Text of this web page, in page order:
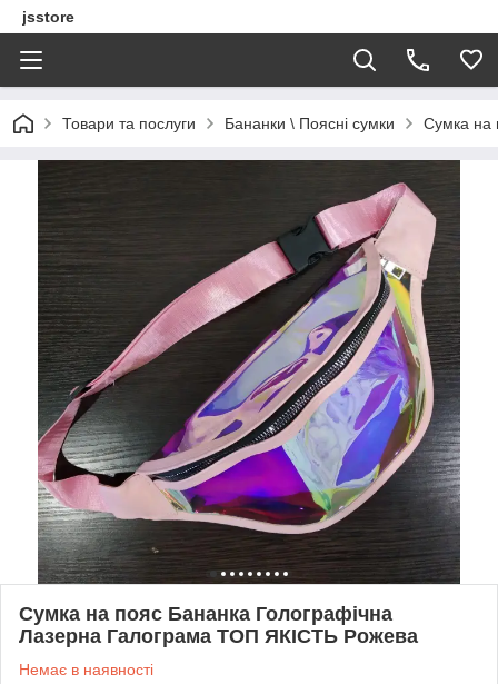
jsstore
Товари та послуги Бананки \ Поясні сумки Сумка на
Сумка на пояс Бананка Голографічна
Лазерна Галограма ТОП ЯКІСТЬ Рожева
Немає в наявності